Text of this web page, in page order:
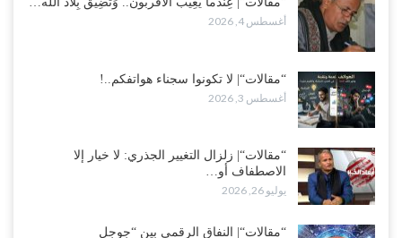
أغسطس 4, 2026
“مقالات“| لا تكونوا سجناء هواتفكم..!
أغسطس 3, 2026
“مقالات“| زلزال التغيير الجذري: لا خيار إلا
الاصطفاف أو…
يوليو 26, 2026
“مقالات“| النفاق الرقمي بين “جوجل